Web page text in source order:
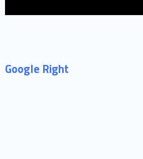
Google Right